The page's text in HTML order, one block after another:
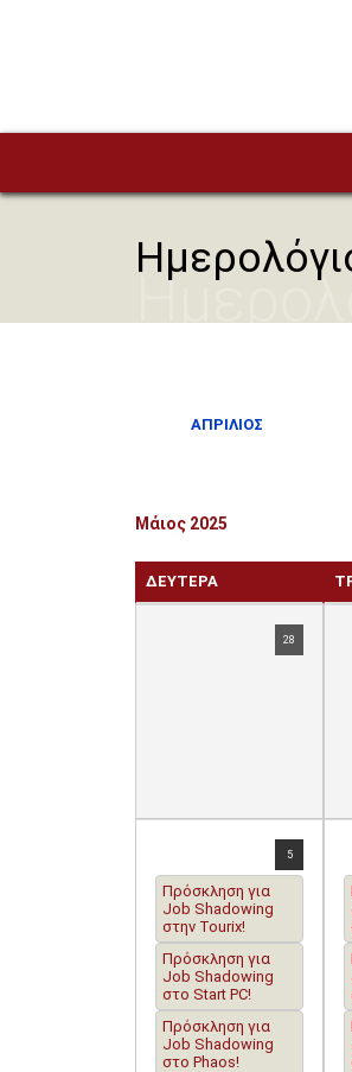
ΑΠΡΊΛΙΟΣ
Μάιος 2025
ΔΕΥΤΈΡΑ
28
5
Πρόσκληση για
Job Shadowing
στην Tourix!
Πρόσκληση για
Job Shadowing
στο Start PC!
Πρόσκληση για
Job Shadowing
στο Phaos!